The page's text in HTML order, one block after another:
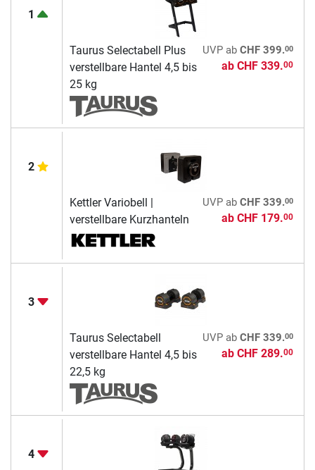
1
Taurus Selectabell Plus
verstellbare Hantel 4,5 bis
25 kg
UVPab CHF 399.00
ab CHF 339.00
2
Kettler Variobell |
verstellbare Kurzhanteln
UVPab CHF 339.00
ab CHF 179.00
3
Taurus Selectabell
verstellbare Hantel 4,5 bis
22,5 kg
UVPab CHF 339.00
ab CHF 289.00
4